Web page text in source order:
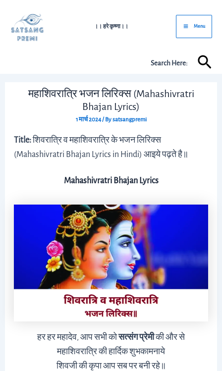
content
।। हरे कृष्णा।।
Main
Menu
Menu
Search Here:
महाशिवरात्रि भजन लिरिक्स (Mahashivratri
Bhajan Lyrics)
1 मार्च 2024/ Bysatsangpremi
Title:शिवरात्रि व महाशिवरात्रि के भजन लिरिक्स
(Mahashivratri Bhajan Lyrics in Hindi) आइये पढ़ते है॥
Mahashivratri Bhajan Lyrics
हर हर महादेव, आप सभी कोसत्संग प्रेमीकी और से
महाशिवरात्रि की हार्दिक शुभकामनाये
शिवजी की कृपा आप सब पर बनी रहे॥
navigation